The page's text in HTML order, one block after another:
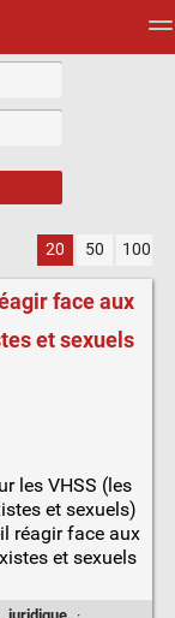
20 50 100
face aux
et sexuels
les VHSS (les
et sexuels)
réagir face aux
et sexuels